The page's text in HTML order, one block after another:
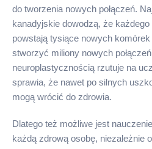
do tworzenia nowych połączeń.
kanadyjskie dowodzą, że
powstają tysiące nowych
stworzyć miliony nowych
neuroplastycznością rzutuje na
sprawia, że nawet po silnych
mogą wrócić do zdrowia.
Dlatego też możliwe jest
każdą zdrową osobę, niezależnie